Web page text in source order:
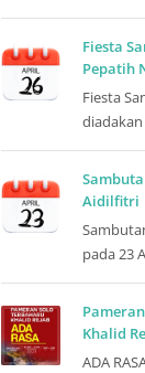
Fiesta
Pepatih
Fiesta
diadakan
Aidilfitri
pada 23
Khalid
ADA